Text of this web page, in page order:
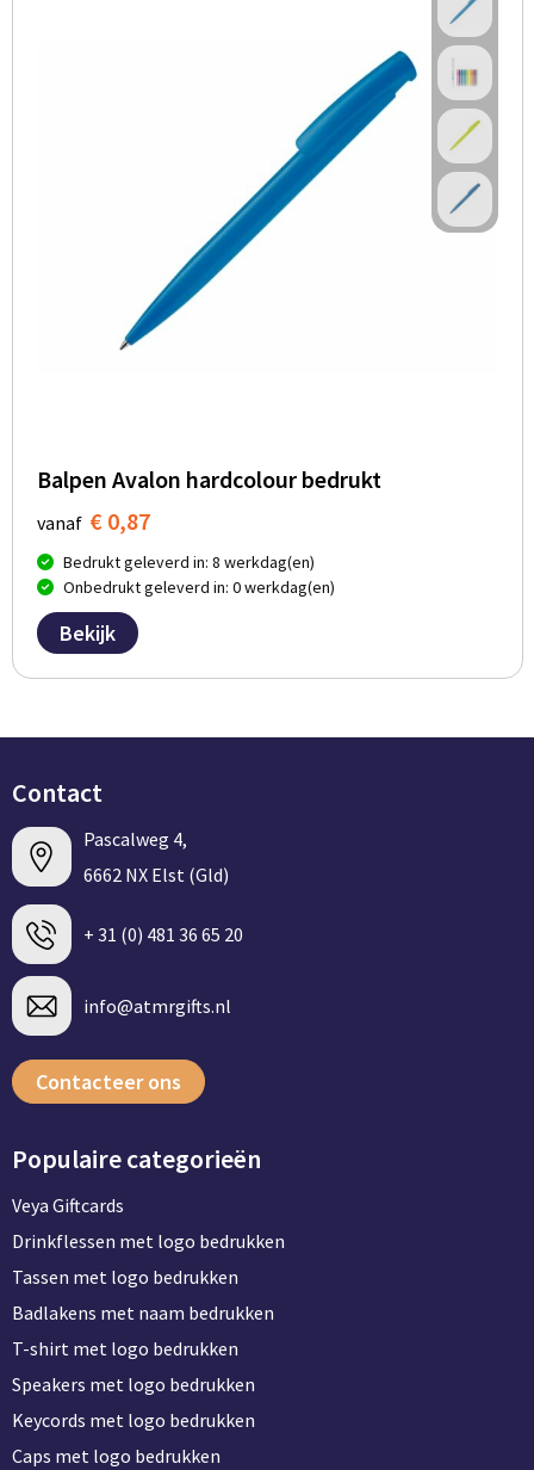
Balpen Avalon hardcolour bedrukt
vanaf € 0,87
Bedrukt geleverd in: 8 werkdag(en)
Onbedrukt geleverd in: 0 werkdag(en)
Bekijk
Contact
Pascalweg 4,
6662 NX Elst (Gld)
+ 31 (0) 481 36 65 20
info@atmrgifts.nl
Contacteer ons
Populaire categorieën
Veya Giftcards
Drinkflessen met logo bedrukken
Tassen met logo bedrukken
Badlakens met naam bedrukken
T-shirt met logo bedrukken
Speakers met logo bedrukken
Keycords met logo bedrukken
Caps met logo bedrukken